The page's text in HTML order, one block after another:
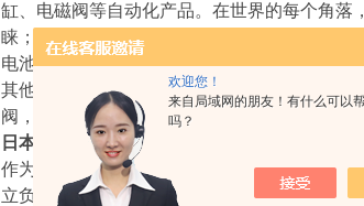
欢迎您！
来自局域网的朋友！有什么可以
吗？
缸、电磁阀等自动化产品。在世界的每个角
睐；CKD主要生产的产品有自动化机械（灯
电池卷绕机，三维焊锡印刷基板检查仪）；气
其他附件）；流体控制系统（多介质电磁阀，
阀，煤气自然气LPG阀，高纯化学液体阀，工
日本喜开理CKD带阀芯检测功能残压排出阀
作为化的重要一环，在业界*通过ISO9001和
立负责销售的喜开理（上海）机器有限公司